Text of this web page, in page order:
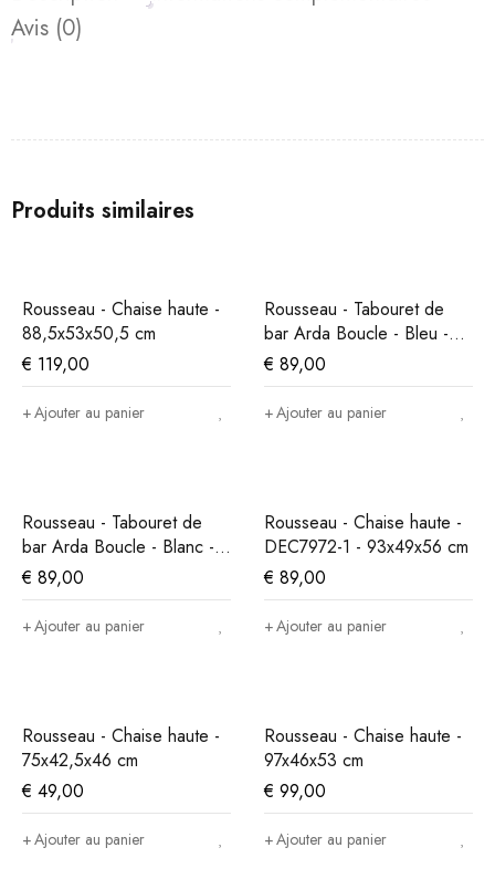
Avis (0)
Produits similaires
Rousseau - Chaise haute -
88,5x53x50,5 cm
€ 119,00
Ajouter au panier
Rousseau - Tabouret de
bar Arda Boucle - Bleu -
86x49x46 cm
€ 89,00
Ajouter au panier
Rousseau - Tabouret de
bar Arda Boucle - Blanc -
86x49x46 cm
€ 89,00
Ajouter au panier
Rousseau - Chaise haute -
DEC7972-1 - 93x49x56 cm
€ 89,00
Ajouter au panier
Rousseau - Chaise haute -
75x42,5x46 cm
€ 49,00
Ajouter au panier
Rousseau - Chaise haute -
97x46x53 cm
€ 99,00
Ajouter au panier